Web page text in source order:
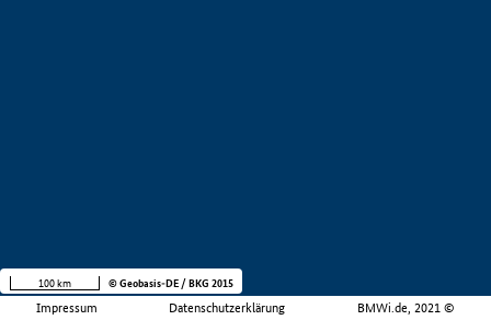
Impressum Datenschutzerklärung BMWi.de, 2021 ©
100 km © Geobasis-DE / BKG 2015